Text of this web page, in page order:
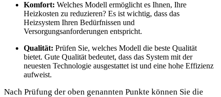
Komfort: Welches Modell ermöglicht es Ihnen, Ihre
Heizkosten zu reduzieren? Es ist wichtig, dass das
Heizsystem Ihren Bedürfnissen und
Versorgungsanforderungen entspricht.
Qualität: Prüfen Sie, welches Modell die beste Qualität
bietet. Gute Qualität bedeutet, dass das System mit der
neuesten Technologie ausgestattet ist und eine hohe Effizienz
aufweist.
Nach Prüfung der oben genannten Punkte können Sie die